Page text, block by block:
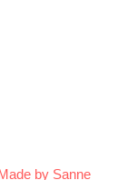
by Sanne